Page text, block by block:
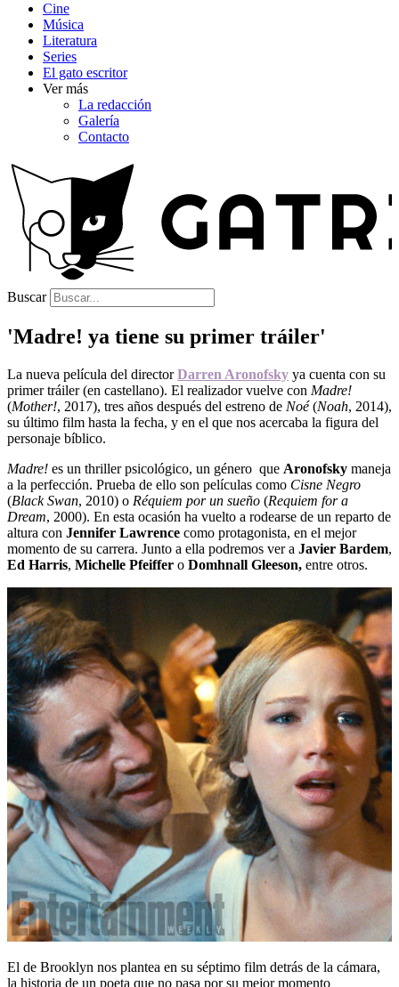
Cine
Música
Literatura
Series
El gato escritor
Ver más
La redacción
Galería
Contacto
Buscar
'Madre! ya tiene su primer tráiler'
La nueva película del directorDarren Aronofsky ya cuenta con su
primer tráiler (en castellano). El realizador vuelve con Madre!
(Mother!, 2017), tres años después del estreno de Noé(Noah, 2014),
su último film hasta la fecha, y en el que nos acercaba la figura del
personaje bíblico.
Madre! es un thriller psicológico, un género que Aronofsky maneja
a la perfección. Prueba de ello son películas como Cisne Negro
(Black Swan, 2010) o Réquiem por un sueño (Requiem for a
Dream, 2000). En esta ocasión ha vuelto a rodearse de un reparto de
altura con Jennifer Lawrence como protagonista, en el mejor
momento de su carrera. Junto a ella podremos ver a Javier Bardem,
Ed Harris, Michelle Pfeiffer o Domhnall Gleeson, entre otros.
El de Brooklyn nos plantea en su séptimo film detrás de la cámara,
la historia de un poeta que no pasa por su mejor momento